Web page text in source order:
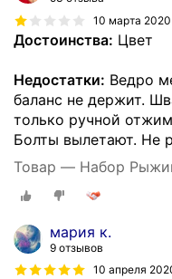
10 марта 2020
Достоинства: Цвет
Недостатки: Ведро
баланс не держит.
только ручной
Болты вылетают. Не
Товар — Набор
мария к.
9 отзывов
10 апреля